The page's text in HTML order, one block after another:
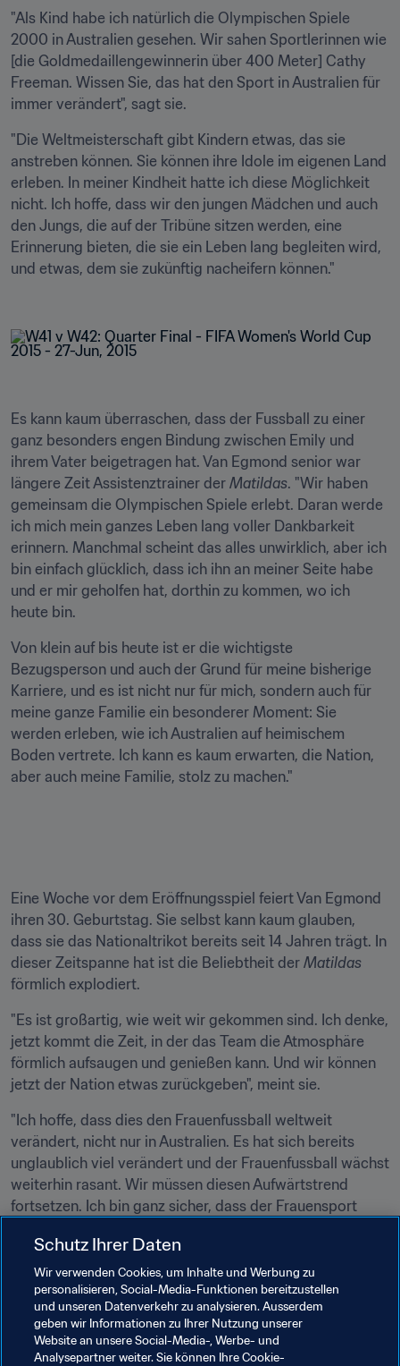
"Als Kind habe ich natürlich die Olympischen Spiele
2000 in Australien gesehen. Wir sahen Sportlerinnen wie
[die Goldmedaillengewinnerin über 400 Meter] Cathy
Freeman. Wissen Sie, das hat den Sport in Australien für
immer verändert", sagt sie.
"Die Weltmeisterschaft gibt Kindern etwas, das sie
anstreben können. Sie können ihre Idole im eigenen Land
erleben. In meiner Kindheit hatte ich diese Möglichkeit
nicht. Ich hoffe, dass wir den jungen Mädchen und auch
den Jungs, die auf der Tribüne sitzen werden, eine
Erinnerung bieten, die sie ein Leben lang begleiten wird,
und etwas, dem sie zukünftig nacheifern können."
Es kann kaum überraschen, dass der Fussball zu einer
ganz besonders engen Bindung zwischen Emily und
ihrem Vater beigetragen hat. Van Egmond senior war
längere Zeit Assistenztrainer der Matildas. "Wir haben
gemeinsam die Olympischen Spiele erlebt. Daran werde
ich mich mein ganzes Leben lang voller Dankbarkeit
erinnern. Manchmal scheint das alles unwirklich, aber ich
bin einfach glücklich, dass ich ihn an meiner Seite habe
und er mir geholfen hat, dorthin zu kommen, wo ich
heute bin.
Von klein auf bis heute ist er die wichtigste
Bezugsperson und auch der Grund für meine bisherige
Karriere, und es ist nicht nur für mich, sondern auch für
meine ganze Familie ein besonderer Moment: Sie
werden erleben, wie ich Australien auf heimischem
Boden vertrete. Ich kann es kaum erwarten, die Nation,
aber auch meine Familie, stolz zu machen."
Eine Woche vor dem Eröffnungsspiel feiert Van Egmond
ihren 30. Geburtstag. Sie selbst kann kaum glauben,
dass sie das Nationaltrikot bereits seit 14 Jahren trägt. In
dieser Zeitspanne hat ist die Beliebtheit der Matildas
förmlich explodiert.
"Es ist großartig, wie weit wir gekommen sind. Ich denke,
jetzt kommt die Zeit, in der das Team die Atmosphäre
förmlich aufsaugen und genießen kann. Und wir können
jetzt der Nation etwas zurückgeben", meint sie.
"Ich hoffe, dass dies den Frauenfussball weltweit
verändert, nicht nur in Australien. Es hat sich bereits
unglaublich viel verändert und der Frauenfussball wächst
weiterhin rasant. Wir müssen diesen Aufwärtstrend
fortsetzen. Ich bin ganz sicher, dass der Frauensport
Fussball ist einfach eine großartige Sportart. Er bringt
unzählige Menschen rund um die Welt zusammen."
Verwandte Themen
Schutz Ihrer Daten
Wir verwenden Cookies, um Inhalte und Werbung zu
personalisieren, Social-Media-Funktionen bereitzustellen
und unseren Datenverkehr zu analysieren. Ausserdem
geben wir Informationen zu Ihrer Nutzung unserer
Website an unsere Social-Media-, Werbe- und
Analysepartner weiter. Sie können Ihre Cookie-